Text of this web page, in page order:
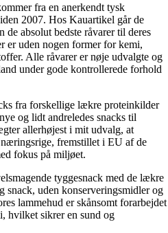
fra en anerkendt tysk
2007. Hos Kauartikel går de
absolut bedste råvarer til deres
er uden nogen former for kemi,
Alle råvarer er nøje udvalgte og
under gode kontrollerede forhold
fra forskellige lækre proteinkilder
og lidt andreledes snacks til
allerhøjest i mit udvalg, at
fremstillet i EU af de
fokus på miljøet.
tyggesnack med de lækre
snack, uden konserveringsmidler og
lammehud er skånsomt forarbejdet
hvilket sikrer en sund og